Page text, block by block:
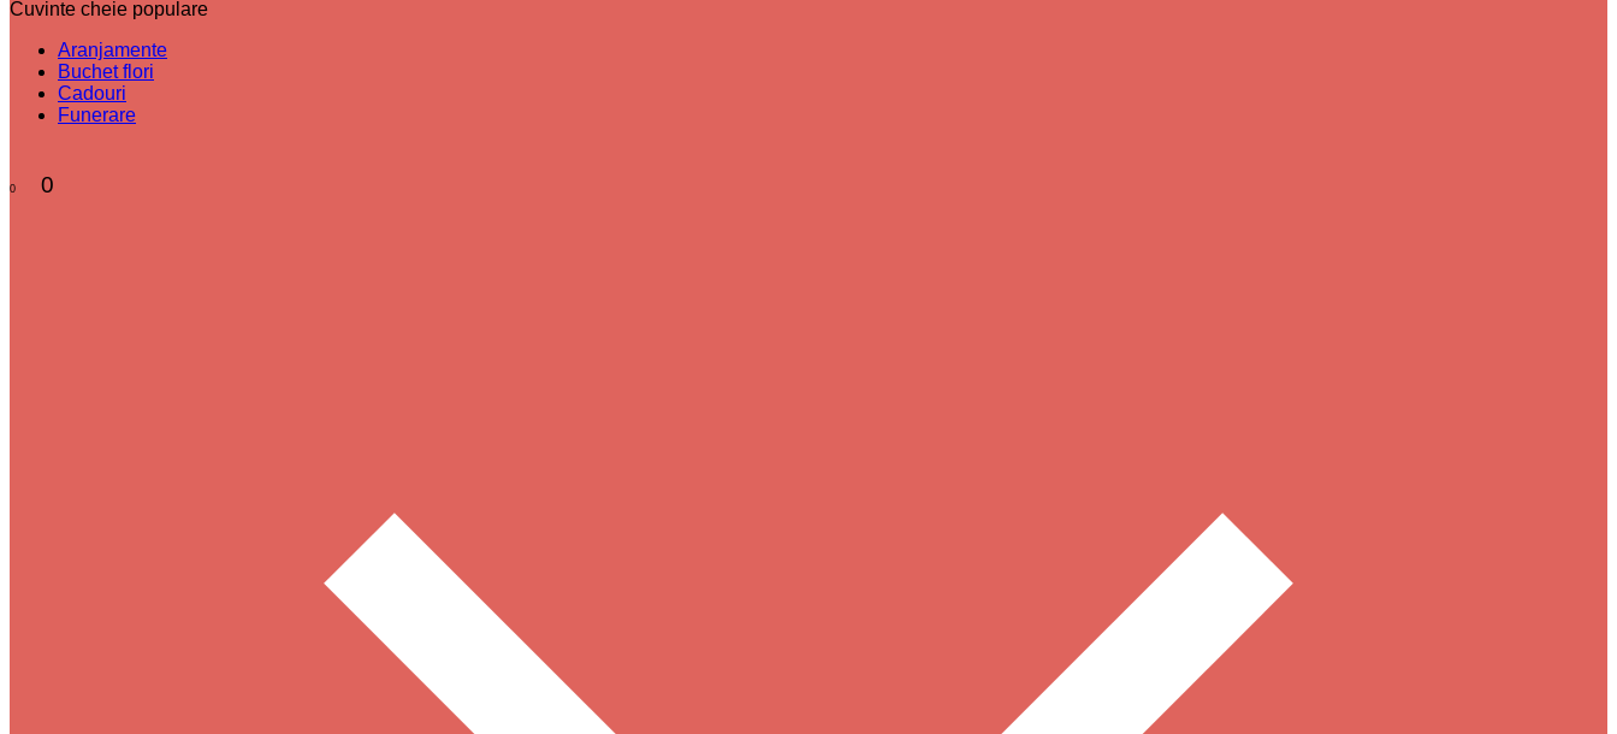
Cuvinte cheie populare
Aranjamente
Buchet flori
Cadouri
Funerare
0 0